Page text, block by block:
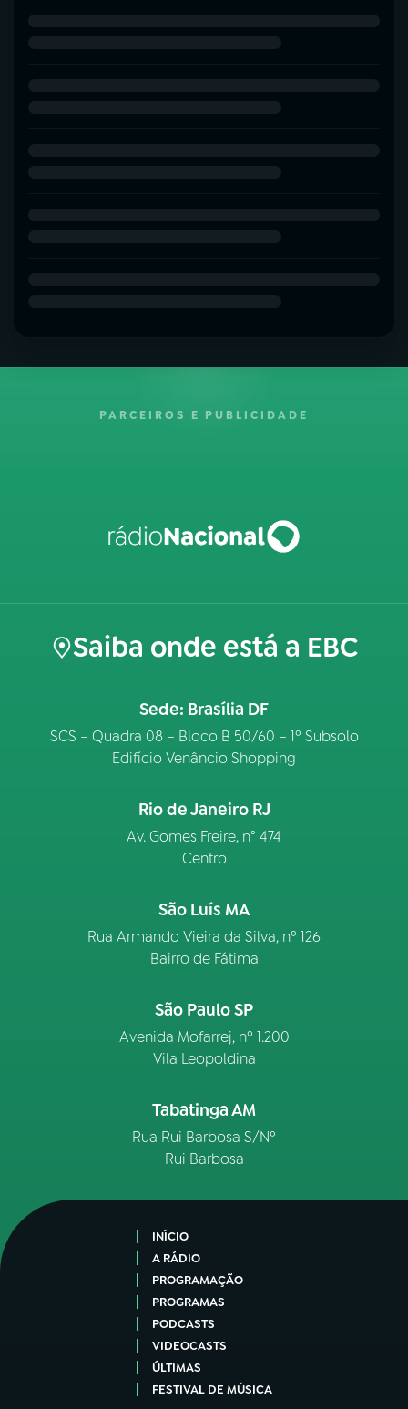
PARCEIROS E PUBLICIDADE
Saiba onde está a EBC
Sede: Brasília DF
SCS – Quadra 08 – Bloco B 50/60 – 1º Subsolo
Edifício Venâncio Shopping
Rio de Janeiro RJ
Av. Gomes Freire, n° 474
Centro
São Luís MA
Rua Armando Vieira da Silva, nº 126
Bairro de Fátima
São Paulo SP
Avenida Mofarrej, nº 1.200
Vila Leopoldina
Tabatinga AM
Rua Rui Barbosa S/Nº
Rui Barbosa
INÍCIO
A RÁDIO
PROGRAMAÇÃO
PROGRAMAS
PODCASTS
VIDEOCASTS
ÚLTIMAS
FESTIVAL DE MÚSICA